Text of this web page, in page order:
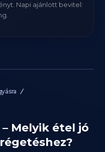
Napi ajánlott bevitel:
Melyik étel jó